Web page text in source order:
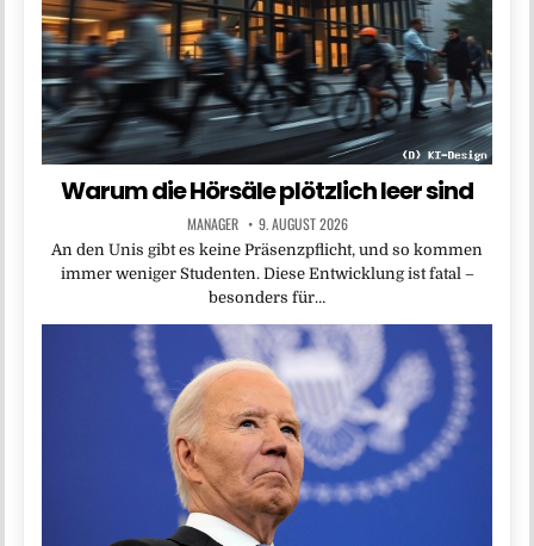
Warum die Hörsäle plötzlich leer sind
MANAGER 9. AUGUST 2026
An den Unis gibt es keine Präsenzpflicht, und so kommen
immer weniger Studenten. Diese Entwicklung ist fatal –
besonders für…